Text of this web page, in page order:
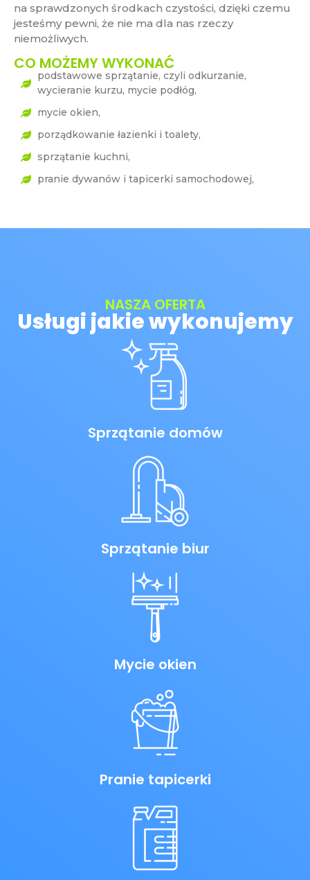
na sprawdzonych środkach czystości, dzięki czemu
jesteśmy pewni, że nie ma dla nas rzeczy
niemożliwych.
CO MOŻEMY WYKONAĆ
podstawowe sprzątanie, czyli odkurzanie,
wycieranie kurzu, mycie podłóg,
mycie okien,
porządkowanie łazienki i toalety,
sprzątanie kuchni,
pranie dywanów i tapicerki samochodowej,
NASZA OFERTA
Usługi jakie wykonujemy
Sprzątanie domów
Sprzątanie biur
Mycie okien
Pranie tapicerki